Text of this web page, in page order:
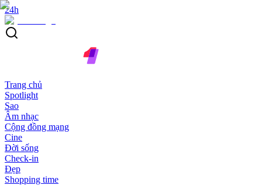
24h
Trang chủ
Spotlight
Sao
Âm nhạc
Cộng đồng mạng
Cine
Đời sống
Check-in
Đẹp
Shopping time